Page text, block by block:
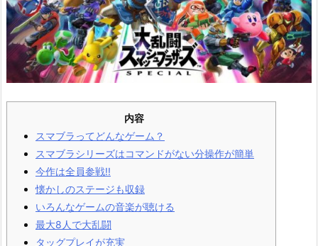
内容
スマブラってどんなゲーム？
スマブラシリーズはコマンドがない分操作が簡単
今作は全員参戦!!
懐かしのステージも収録
いろんなゲームの音楽が聴ける
最大8人で大乱闘
タッグプレイが充実